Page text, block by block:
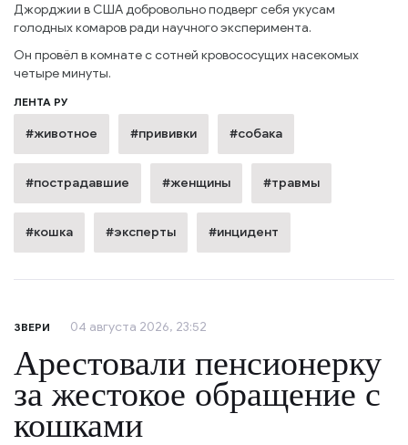
Джорджии в США добровольно подверг себя укусам
голодных комаров ради научного эксперимента.
Он провёл в комнате с сотней кровососущих насекомых
четыре минуты.
ЛЕНТА РУ
#животное #прививки #собака
#пострадавшие #женщины #травмы
#кошка #эксперты #инцидент
ЗВЕРИ 04 августа 2026, 23:52
Арестовали пенсионерку
за жестокое обращение с
кошками